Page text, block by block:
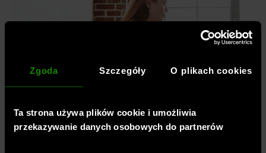
Zgoda Szczegóły O plikach cookies
Ta strona używa plików cookie i umożliwia
przekazywanie danych osobowych do partnerów